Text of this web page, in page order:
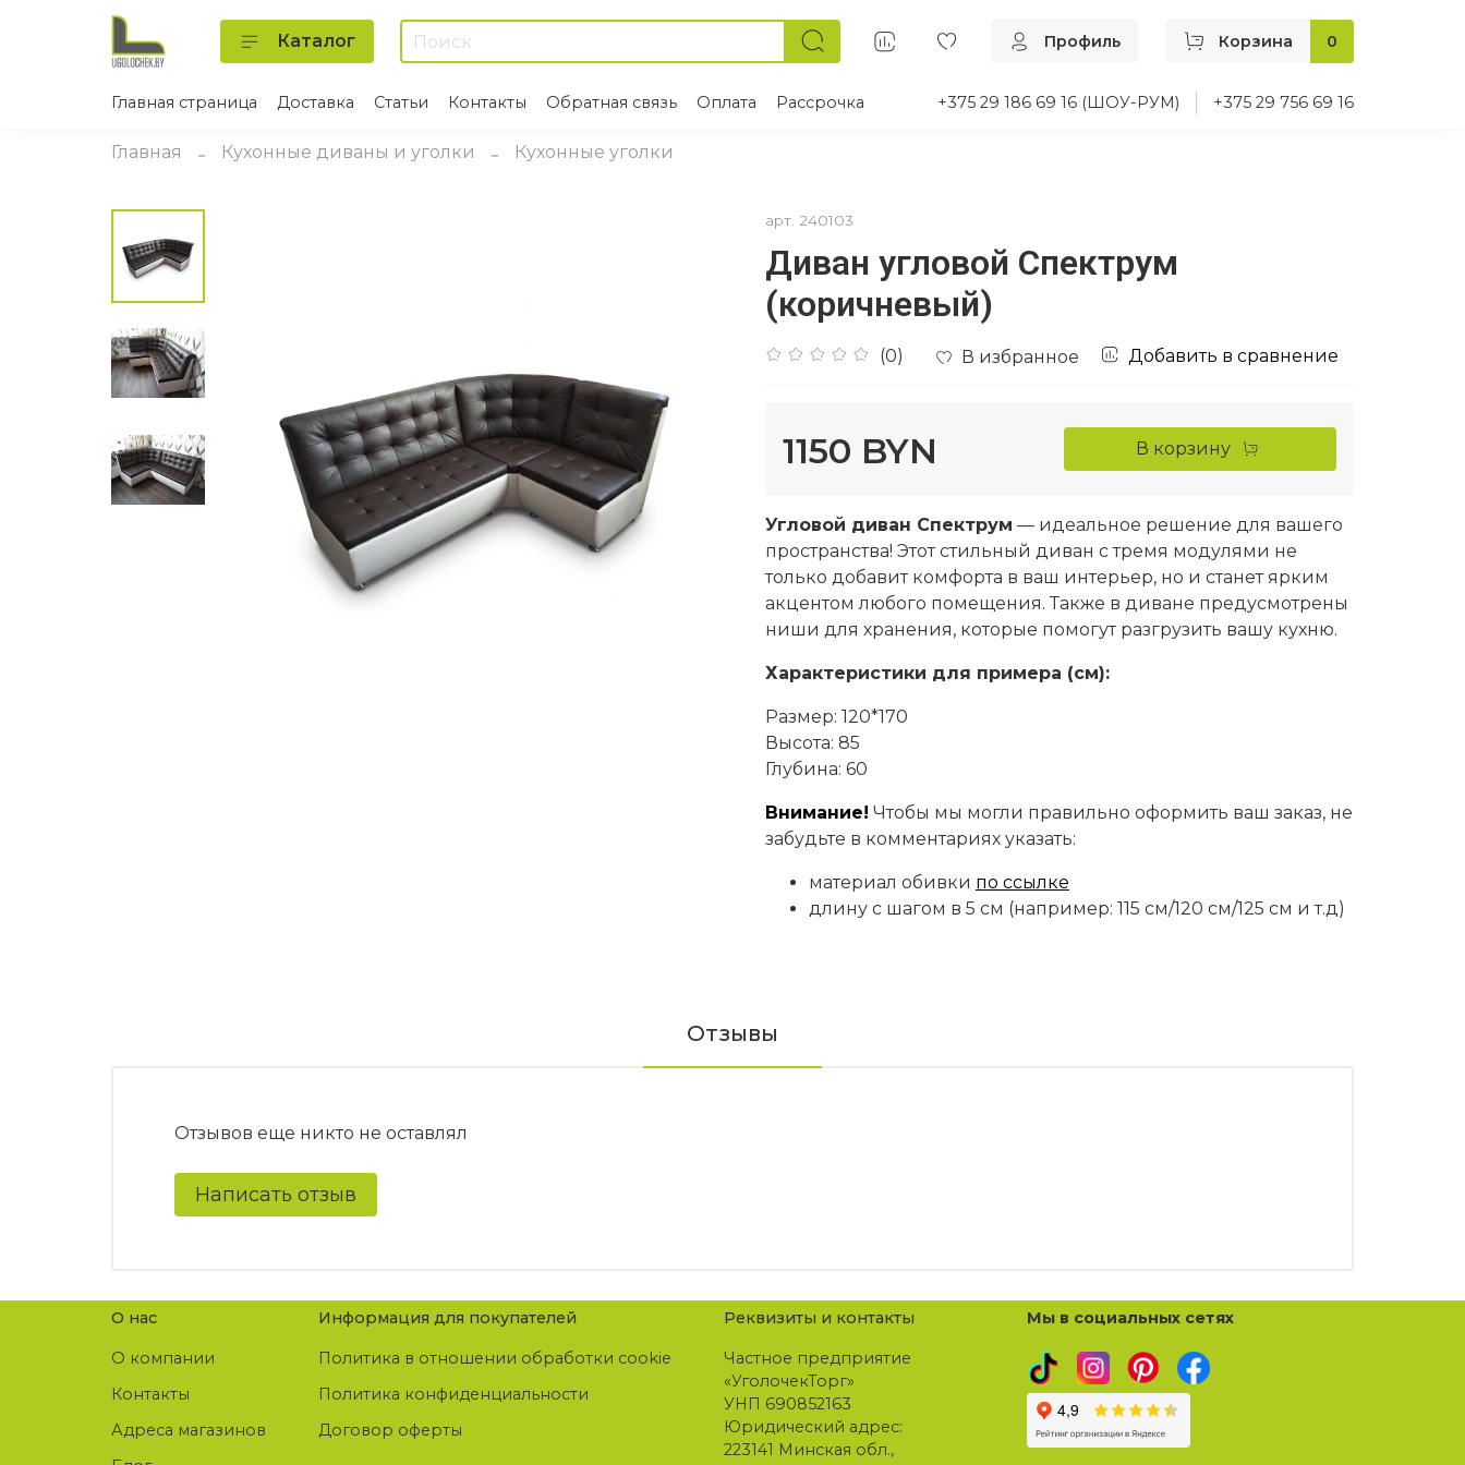
Каталог Профиль Корзина 0
Главная страница Доставка Статьи Контакты Обратная связь Оплата Рассрочка +375 29 186 69 16 (ШОУ-РУМ) +375 29 756 69 16
Главная Кухонные диваны и уголки Кухонные уголки
арт. 240103
Диван угловой Спектрум
(коричневый)
(0) В избранное Добавить в сравнение
1150 BYN В корзину
Угловой диван Спектрум — идеальное решение для вашего
пространства! Этот стильный диван с тремя модулями не
только добавит комфорта в ваш интерьер, но и станет ярким
акцентом любого помещения. Также в диване предусмотрены
ниши для хранения, которые помогут разгрузить вашу кухню.
Характеристики для примера (см):
Размер: 120*170
Высота: 85
Глубина: 60
Внимание! Чтобы мы могли правильно оформить ваш заказ, не
забудьте в комментариях указать:
материал обивки по ссылке
длину с шагом в 5 см (например: 115 см/120 см/125 см и т.д)
Отзывы
Отзывов еще никто не оставлял
Написать отзыв
О нас
О компании
Контакты
Адреса магазинов
Информация для покупателей
Политика в отношении обработки cookie
Политика конфиденциальности
Договор оферты
Реквизиты и контакты
Частное предприятие
«УголочекТорг»
УНП 690852163
Юридический адрес:
223141 Минская обл.,
Мы в социальных сетях